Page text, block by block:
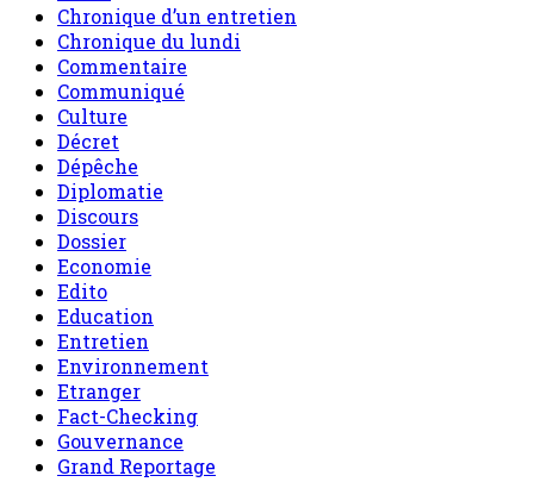
Chronique d’un entretien
Chronique du lundi
Commentaire
Communiqué
Culture
Décret
Dépêche
Diplomatie
Discours
Dossier
Economie
Edito
Education
Entretien
Environnement
Etranger
Fact-Checking
Gouvernance
Grand Reportage